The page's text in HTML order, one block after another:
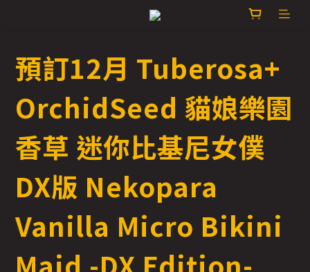
預訂12月 Tuberosa+
OrchidSeed 貓娘樂園
香草 迷你比基尼女僕
DX版 Nekopara
Vanilla Micro Bikini